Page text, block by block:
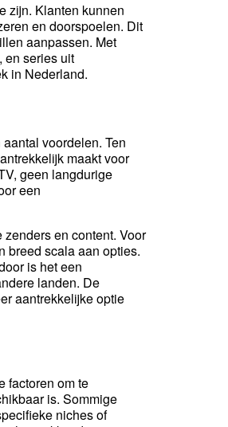
zijn. Klanten kunnen
en doorspoelen. Dit
aanpassen. Met
en series uit
in Nederland.
voordelen. Ten
maakt voor
geen langdurige
een
en content. Voor
breed scala aan opties.
is het een
landen. De
aantrekkelijke optie
factoren om te
is. Sommige
niches of